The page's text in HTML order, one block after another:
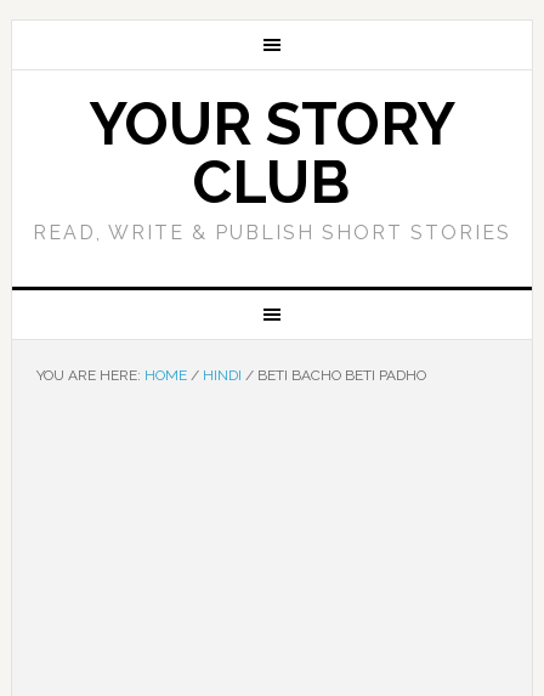
YOUR STORY
CLUB
READ, WRITE & PUBLISH SHORT STORIES
YOU ARE HERE: HOME / HINDI /BETI BACHO BETI PADHO